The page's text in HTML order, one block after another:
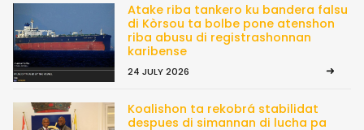
Atake riba tankero ku bandera falsu
di Kòrsou ta bolbe pone atenshon
riba abusu di registrashonnan
karibense
24 JULY 2026
Koalishon ta rekobrá stabilidat
despues di simannan di lucha pa